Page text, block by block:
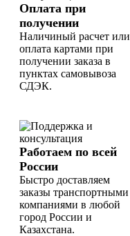
Оплата при
получении
Наличиный расчет или
оплата картами при
получении заказа в
пунктах самовывоза
СДЭК.
Работаем по всей
России
Быстро доставляем
заказы транспортными
компаниями в любой
город России и
Казахстана.